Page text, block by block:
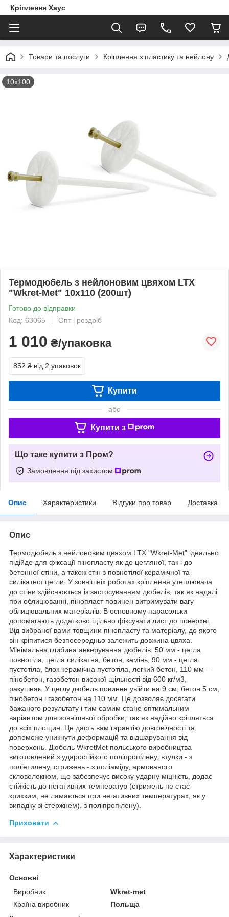
Кріплення Хаус
Товари та послуги Кріплення з пластику та нейлону
10х100
Термодюбель з нейлоновим цвяхом LTX
"Wkret-Met" 10х110 (200шт)
Готово до відправки
Код: 63065
Опт і роздріб
1 010 ₴/упаковка
852 ₴ від 2 упаковок
Купити
або
Купити з
Що таке купити з Пром?
Замовлення під захистом
Опис Характеристики Відгуки про товар Доставка
Опис
Термодюбель з нейлоновим цвяхом LTX "Wkret-Met" ідеально
підійде для фіксації пінопласту як до цегляної, так і до
бетонної стіни, а також стін з повнотілої керамічної та
силікатної цегли. У зовнішніх роботах кріплення утеплювача
до стіни здійснюється із застосуванням дюбелів, так як надалі
при облицюванні, пінопласт повинен витримувати вагу
облицювальних матеріалів. В основному парасольки
допомагають додатково щільно фіксувати лист до поверхні.
Від вибраної вами товщини пінопласту та матеріалу, до якого
він кріпитися безпосередньо залежить довжина цвяха.
Мінімальна глибина анкерування дюбелів: 50 мм - цегла
повнотіла, цегла силікатна, бетон, камінь, 90 мм - цегла
пустотіла, блок керамічна пустотіла, легкий бетон, 110 мм –
пінобетон, газобетон високої щільності від 600 кг/м3,
ракушняк. У цеглу дюбель повинен увійти на 9 см, бетон 5 см,
пінобетон і газобетон на 110 мм. Це дозволяє досягати
бажаного результату і тим самим стане оптимальним
варіантом для зовнішньої обробки, так як надійно кріпляться
до всіх площин. Це дасть вам гарантію довговічності та
допоможе уникнути деформацій та відшарування від
поверхонь. Дюбель WkretMet польського виробництва
виготовлений з ударостійкого поліпропілену, втулки - з
поліетилену, стрижень - з поліаміду, армованого
скловолокном, що забезпечує високу ударну міцність, додає
стійкість до негативних температур (стрижень не стає
крихким, не ламається при негативних температурах, як у
випадку зі стержнем). з поліпропілену).
Приховати
Характеристики
Основні
Виробник
Wkret-met
Країна виробник
Польща